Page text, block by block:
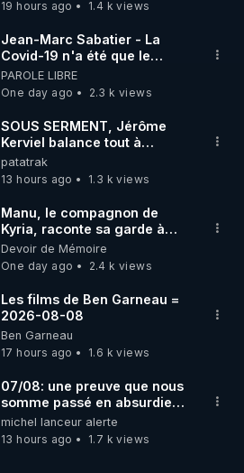
19 hours ago 1.4 k views
Jean-Marc Sabatier - La
Covid-19 n'a été que le
début - L'ARNm & l'ARNm-aa
jusqu où auront-t-il ?
PAROLE LIBRE
One day ago
2.3 k views
SOUS SERMENT, Jérôme
Kerviel balance tout à
l'Assemblée !
patatrak
13 hours ago
1.3 k views
Manu, le compagnon de
Kyria, raconte sa garde à
vue musclée. PARTAGEZ!
Devoir de Mémoire
One day ago
2.4 k views
Les films de Ben Garneau =
2026-08-08
Ben Garneau
17 hours ago
1.6 k views
07/08: une preuve que nous
somme passé en absurdie
une dictature qui veut faire
taire ses opposant !
michel lanceur alerte
13 hours ago
1.7 k views